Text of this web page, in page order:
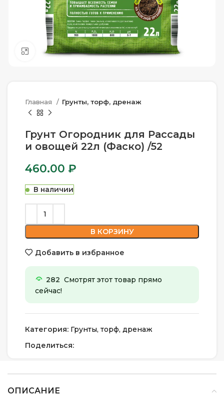
Нажмите, чтобы увеличить
Главная Грунты, торф, дренаж
Грунт Огородник для Рассады
и овощей 22л (Фаско) /52
460.00 ₽
В наличии
В КОРЗИНУ
Добавить в избранное
282 Смотрят этот товар прямо
сейчас!
Категория: Грунты, торф, дренаж
Поделиться:
ОПИСАНИЕ